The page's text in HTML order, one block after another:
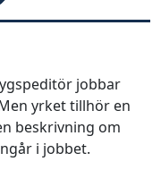
jobbar
yrket tillhör en
beskrivning om
i jobbet.